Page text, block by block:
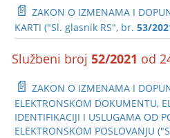
📄 ZAKON O IZMENAMA I
KARTI ("Sl. glasnik RS", br.53/
Službeni broj52/2021 od
📄 ZAKON O IZMENAMA I
ELEKTRONSKOM DOKUMENTU,
IDENTIFIKACIJI I USLUGAMA OD
ELEKTRONSKOM POSLOVANJU